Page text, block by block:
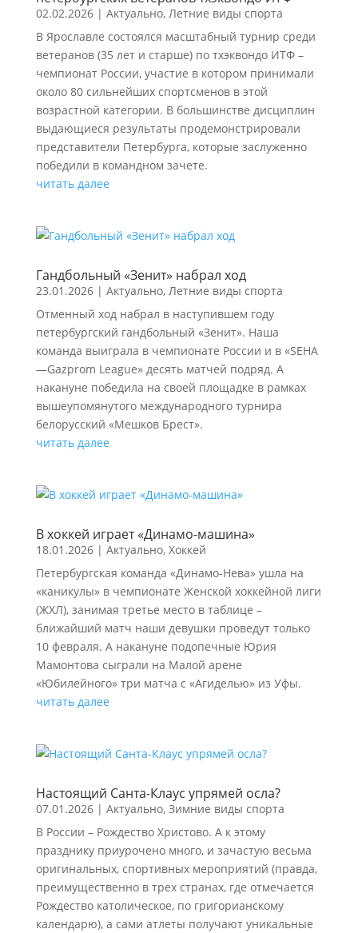
02.02.2026| Актуально, Летние виды спорта
В Ярославле состоялся масштабный турнир среди
ветеранов (35 лет и старше) по тхэквондо ИТФ –
чемпионат России, участие в котором принимали
около 80 сильнейших спортсменов в этой
возрастной категории. В большинстве дисциплин
выдающиеся результаты продемонстрировали
представители Петербурга, которые заслуженно
победили в командном зачете.
читать далее
Гандбольный «Зенит» набрал ход
23.01.2026| Актуально, Летние виды спорта
Отменный ход набрал в наступившем году
петербургский гандбольный «Зенит». Наша
команда выиграла в чемпионате России и в «SEHA
—Gazprom League» десять матчей подряд. А
накануне победила на своей площадке в рамках
вышеупомянутого международного турнира
белорусский «Мешков Брест».
читать далее
В хоккей играет «Динамо-машина»
18.01.2026| Актуально, Хоккей
Петербургская команда «Динамо-Нева» ушла на
«каникулы» в чемпионате Женской хоккейной лиги
(ЖХЛ), занимая третье место в таблице –
ближайший матч наши девушки проведут только
10 февраля. А накануне подопечные Юрия
Мамонтова сыграли на Малой арене
«Юбилейного» три матча с «Агиделью» из Уфы.
читать далее
Настоящий Санта-Клаус упрямей осла?
07.01.2026| Актуально, Зимние виды спорта
В России – Рождество Христово. А к этому
празднику приурочено много, и зачастую весьма
оригинальных, спортивных мероприятий (правда,
преимущественно в трех странах, где отмечается
Рождество католическое, по григорианскому
календарю), а сами атлеты получают уникальные